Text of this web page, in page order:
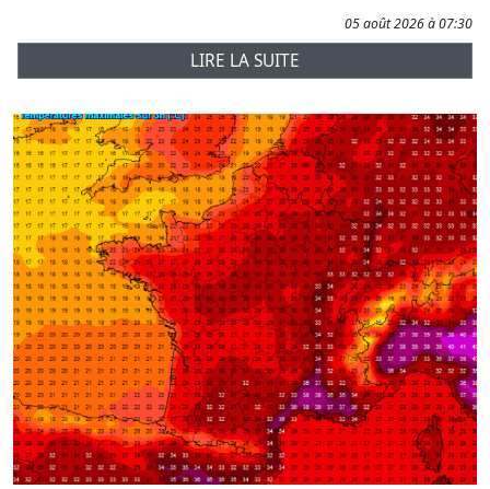
05 août 2026 à 07:30
LIRE LA SUITE